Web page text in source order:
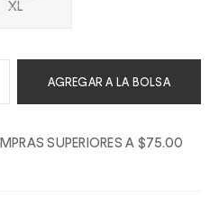
XL
AGREGAR A LA BOLSA
SUPERIORES A $75.00